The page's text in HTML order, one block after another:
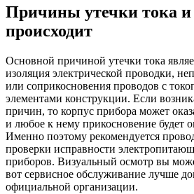
Причины утечки тока и
происходит
Основной причиной утечки тока
изоляция электрической проводки,
или соприкосновения проводов с
элементами конструкции. Если
причин, то корпус прибора может
и любое к нему прикосновение будет
Именно поэтому рекомендуется
проверки исправности
приборов. Визуальный осмотр вы
вот сервисное обслуживание лучше
официальной организации.